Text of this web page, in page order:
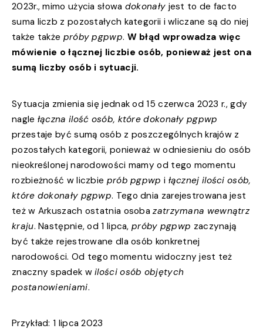
2023r., mimo użycia słowa dokonały jest to de facto
suma liczb z pozostałych kategorii i wliczane są do niej
także także próby pgpwp. W błąd wprowadza więc
mówienie o łącznej liczbie osób, ponieważ jest ona
sumą liczby osób i sytuacji.
Sytuacja zmienia się jednak od 15 czerwca 2023 r., gdy
nagle łączna ilość osób, które dokonały pgpwp
przestaje być sumą osób z poszczególnych krajów z
pozostałych kategorii, ponieważ w odniesieniu do osób
nieokreślonej narodowości mamy od tego momentu
rozbieżność w liczbie prób pgpwp i łącznej ilości osób,
które dokonały pgpwp. Tego dnia zarejestrowana jest
też w Arkuszach ostatnia osobazatrzymana wewnątrz
kraju. Następnie, od 1 lipca, próby pgpwp zaczynają
być także rejestrowane dla osób konkretnej
narodowości. Od tego momentu widoczny jest też
znaczny spadek wilości osób objętych
postanowieniami.
Przykład: 1 lipca 2023